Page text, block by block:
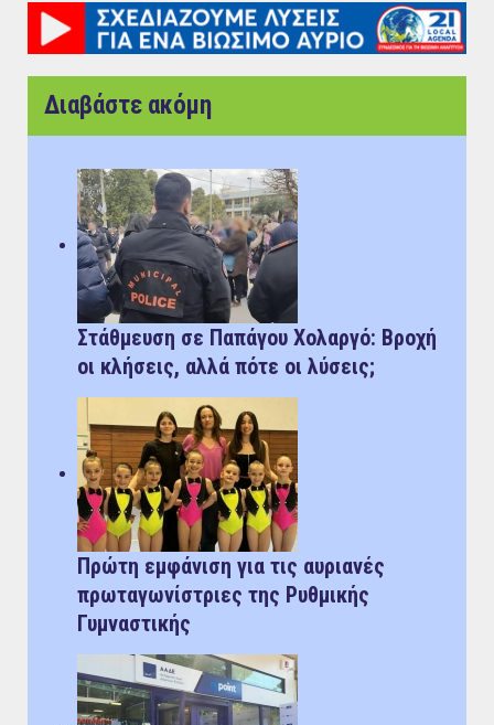
Διαβάστε ακόμη
Στάθμευση σε Παπάγου Χολαργό: Bροχή
οι κλήσεις, αλλά πότε οι λύσεις;
Πρώτη εμφάνιση για τις αυριανές
πρωταγωνίστριες της Ρυθμικής
Γυμναστικής